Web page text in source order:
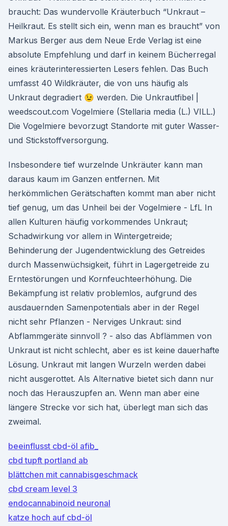
braucht: Das wundervolle Kräuterbuch “Unkraut –
Heilkraut. Es stellt sich ein, wenn man es braucht” von
Markus Berger aus dem Neue Erde Verlag ist eine
absolute Empfehlung und darf in keinem Bücherregal
eines kräuterinteressierten Lesers fehlen. Das Buch
umfasst 40 Wildkräuter, die von uns häufig als
Unkraut degradiert 😉 werden. Die Unkrautfibel |
weedscout.com Vogelmiere (Stellaria media (L.) VILL.)
Die Vogelmiere bevorzugt Standorte mit guter Wasser-
und Stickstoffversorgung.
Insbesondere tief wurzelnde Unkräuter kann man
daraus kaum im Ganzen entfernen. Mit
herkömmlichen Gerätschaften kommt man aber nicht
tief genug, um das Unheil bei der Vogelmiere - LfL In
allen Kulturen häufig vorkommendes Unkraut;
Schadwirkung vor allem in Wintergetreide;
Behinderung der Jugendentwicklung des Getreides
durch Massenwüchsigkeit, führt in Lagergetreide zu
Erntestörungen und Kornfeuchteerhöhung. Die
Bekämpfung ist relativ problemlos, aufgrund des
ausdauernden Samenpotentials aber in der Regel
nicht sehr Pflanzen - Nerviges Unkraut: sind
Abflammgeräte sinnvoll ? - also das Abflämmen von
Unkraut ist nicht schlecht, aber es ist keine dauerhafte
Lösung. Unkraut mit langen Wurzeln werden dabei
nicht ausgerottet. Als Alternative bietet sich dann nur
noch das Herauszupfen an. Wenn man aber eine
längere Strecke vor sich hat, überlegt man sich das
zweimal.
beeinflusst cbd-öl afib_
cbd tupft portland ab
blättchen mit cannabisgeschmack
cbd cream level 3
endocannabinoid neuronal
katze hoch auf cbd-öl